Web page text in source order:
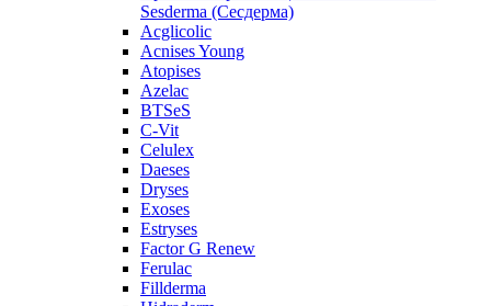
Sesderma (Сесдерма)
Acglicolic
Acnises Young
Atopises
Azelac
BTSeS
C‑Vit
Celulex
Daeses
Dryses
Exoses
Estryses
Factor G Renew
Ferulac
Fillderma